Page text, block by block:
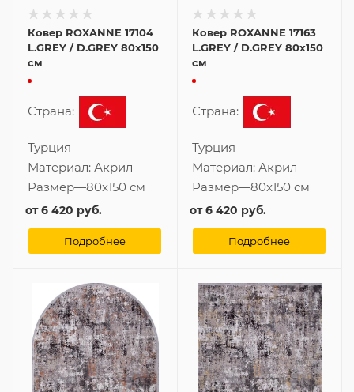
Ковер ROXANNE 17104
L.GREY / D.GREY 80x150
см
Страна:
Турция
Материал: Акрил
Размер—80x150 см
от6 420 руб.
Подробнее
Ковер ROXANNE 17163
L.GREY / D.GREY 80x150
см
Страна:
Турция
Материал: Акрил
Размер—80x150 см
от6 420 руб.
Подробнее